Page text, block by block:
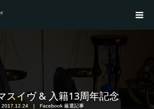
スイヴ & 入籍13周年記念
2017.12.24 Facebook 厳選記事